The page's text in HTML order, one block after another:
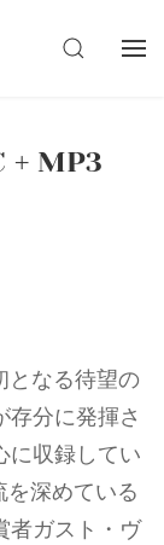
SEARCH
+ MP3
となる待望の
存分に発揮さ
に収録してい
を深めている
者ガスト・ヴ